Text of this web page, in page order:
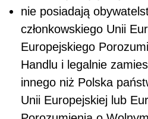
nie posiadają
członkowskiego Unii
Europejskiego
Handlu i legalnie
innego niż Polska
Unii Europejskiej lub